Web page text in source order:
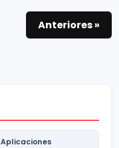
Anteriores »
Aplicaciones